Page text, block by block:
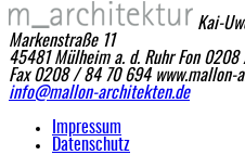
Kai-
Markenstraße 11
45481 Mülheim a. d. Ruhr Fon 0208
Fax 0208 / 84 70 694 www.mallon-
info@mallon-architekten.de
Impressum
Datenschutz